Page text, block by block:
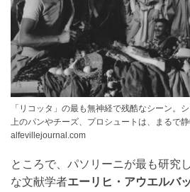
「リコッタ」の最も無神経で残酷なシーン。
上のパンやチーズ、プロシュートは、まるで
alfevillejournal.com
ところで、パソリーニが最も研究
な文献学者エーリヒ・アウエルバ